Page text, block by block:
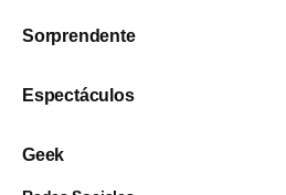
Sorprendente
Espectáculos
Geek